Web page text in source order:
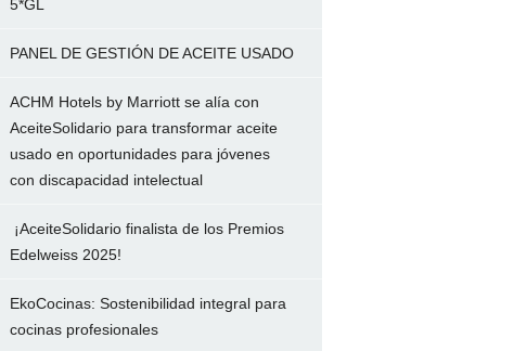
5*GL
PANEL DE GESTIÓN DE ACEITE USADO
ACHM Hotels by Marriott se alía con
AceiteSolidario para transformar aceite
usado en oportunidades para jóvenes
con discapacidad intelectual
¡AceiteSolidario finalista de los Premios
Edelweiss 2025!
EkoCocinas: Sostenibilidad integral para
cocinas profesionales